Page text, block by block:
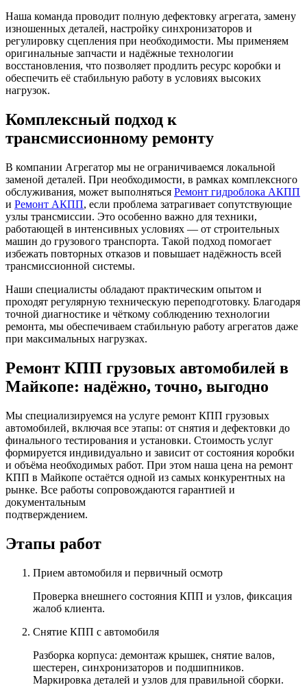
Наша команда проводит полную дефектовку агрегата, замену
изношенных деталей, настройку синхронизаторов и
регулировку сцепления при необходимости. Мы применяем
оригинальные запчасти и надёжные технологии
восстановления, что позволяет продлить ресурс коробки и
обеспечить её стабильную работу в условиях высоких
нагрузок.
Комплексный подход к
трансмиссионному ремонту
В компании Агрегатор мы не ограничиваемся локальной
заменой деталей. При необходимости, в рамках комплексного
обслуживания, может выполняться Ремонт гидроблока АКПП
и Ремонт АКПП, если проблема затрагивает сопутствующие
узлы трансмиссии. Это особенно важно для техники,
работающей в интенсивных условиях — от строительных
машин до грузового транспорта. Такой подход помогает
избежать повторных отказов и повышает надёжность всей
трансмиссионной системы.
Наши специалисты обладают практическим опытом и
проходят регулярную техническую переподготовку. Благодаря
точной диагностике и чёткому соблюдению технологии
ремонта, мы обеспечиваем стабильную работу агрегатов даже
при максимальных нагрузках.
Ремонт КПП грузовых автомобилей в
Майкопе: надёжно, точно, выгодно
Мы специализируемся на услуге ремонт КПП грузовых
автомобилей, включая все этапы: от снятия и дефектовки до
финального тестирования и установки. Стоимость услуг
формируется индивидуально и зависит от состояния коробки
и объёма необходимых работ. При этом наша цена на ремонт
КПП в Майкопе остаётся одной из самых конкурентных на
рынке. Все работы сопровождаются гарантией и
документальным
подтверждением.
Этапы работ
Прием автомобиля и первичный осмотр
Проверка внешнего состояния КПП и узлов, фиксация
жалоб клиента.
Снятие КПП с автомобиля
Разборка корпуса: демонтаж крышек, снятие валов,
шестерен, синхронизаторов и подшипников.
Маркировка деталей и узлов для правильной сборки.